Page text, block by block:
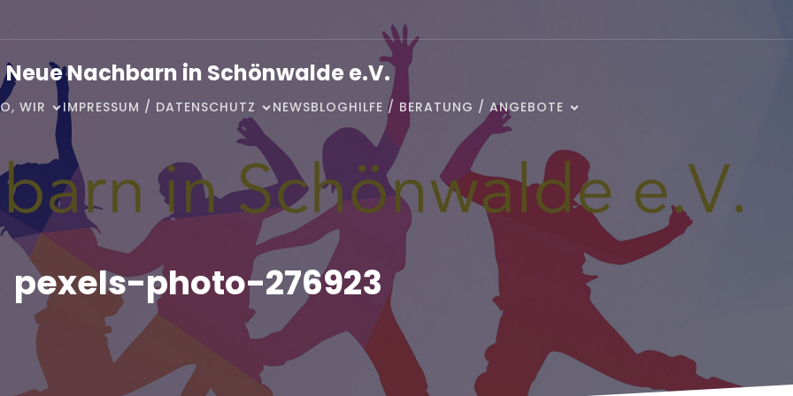
Neue Nachbarn in Schönwalde e.V.
WIR IMPRESSUM / DATENSCHUTZ NEWSBLOGHILFE / BERATUNG / ANGEBOTE
pexels-photo-276923